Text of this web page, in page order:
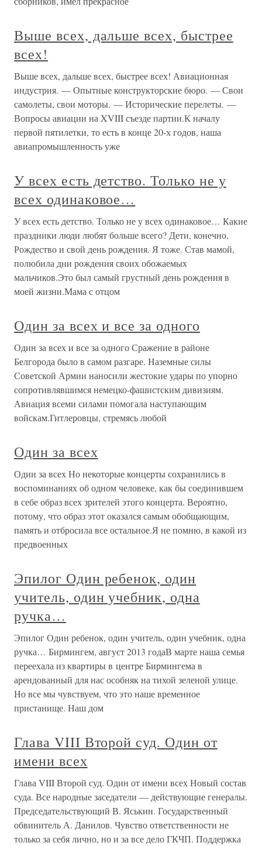
Выше всех, дальше всех, быстрее
всех!
Выше всех, дальше всех, быстрее всех! Авиационная
индустрия. — Опытные конструкторские бюро. — Свои
самолеты, свои моторы. — Исторические перелеты. —
Вопросы авиации на XVIII съезде партии.К началу
первой пятилетки, то есть в конце 20-х годов, наша
авиапромышленность уже
У всех есть детство. Только не у
всех одинаковое…
У всех есть детство. Только не у всех одинаковое… Какие
праздники люди любят больше всего? Дети, конечно,
Рождество и свой день рождения. Я тоже. Став мамой,
полюбила дни рождения своих обожаемых
мальчиков.Это был самый грустный день рождения в
моей жизни.Мама с отцом
Один за всех и все за одного
Один за всех и все за одного Сражение в районе
Белгорода было в самом разгаре. Наземные силы
Советской Армии наносили жестокие удары по упорно
сопротивлявшимся немецко-фашистским дивизиям.
Авиация всеми силами помогала наступающим
войскам.Гитлеровцы, стремясь любой
Один за всех
Один за всех Но некоторые концерты сохранились в
воспоминаниях об одном человеке, как бы соединившем
в себе образ всех зрителей этого концерта. Вероятно,
потому, что образ этот оказался самым обобщающим,
память и отбросила все остальное.Я не помню, в какой из
предвоенных
Эпилог Один ребенок, один
учитель, один учебник, одна
ручка…
Эпилог Один ребенок, один учитель, один учебник, одна
ручка… Бирмингем, август 2013 годаВ марте наша семья
переехала из квартиры в центре Бирмингема в
арендованный для нас особняк на тихой зеленой улице.
Но все мы чувствуем, что это наше временное
пристанище. Наш дом
Глава VIII Второй суд. Один от
имени всех
Глава VIII Второй суд. Один от имени всех Новый состав
суда. Все народные заседатели — действующие генералы.
Председательствующий В. Яськин. Государственный
обвинитель А. Данилов. Чувство ответственности не
только за себя лично, но и за все дело ГКЧП. Поддержка